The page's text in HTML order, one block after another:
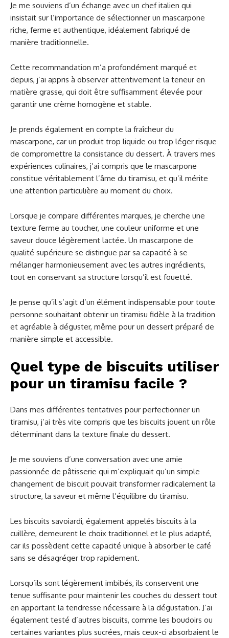
Je me souviens d’un échange avec un chef italien qui
insistait sur l’importance de sélectionner un mascarpone
riche, ferme et authentique, idéalement fabriqué de
manière traditionnelle.
Cette recommandation m’a profondément marqué et
depuis, j’ai appris à observer attentivement la teneur en
matière grasse, qui doit être suffisamment élevée pour
garantir une crème homogène et stable.
Je prends également en compte la fraîcheur du
mascarpone, car un produit trop liquide ou trop léger risque
de compromettre la consistance du dessert. À travers mes
expériences culinaires, j’ai compris que le mascarpone
constitue véritablement l’âme du tiramisu, et qu’il mérite
une attention particulière au moment du choix.
Lorsque je compare différentes marques, je cherche une
texture ferme au toucher, une couleur uniforme et une
saveur douce légèrement lactée. Un mascarpone de
qualité supérieure se distingue par sa capacité à se
mélanger harmonieusement avec les autres ingrédients,
tout en conservant sa structure lorsqu’il est fouetté.
Je pense qu’il s’agit d’un élément indispensable pour toute
personne souhaitant obtenir un tiramisu fidèle à la tradition
et agréable à déguster, même pour un dessert préparé de
manière simple et accessible.
Quel type de biscuits utiliser
pour un tiramisu facile ?
Dans mes différentes tentatives pour perfectionner un
tiramisu, j’ai très vite compris que les biscuits jouent un rôle
déterminant dans la texture finale du dessert.
Je me souviens d’une conversation avec une amie
passionnée de pâtisserie qui m’expliquait qu’un simple
changement de biscuit pouvait transformer radicalement la
structure, la saveur et même l’équilibre du tiramisu.
Les biscuits savoiardi, également appelés biscuits à la
cuillère, demeurent le choix traditionnel et le plus adapté,
car ils possèdent cette capacité unique à absorber le café
sans se désagréger trop rapidement.
Lorsqu’ils sont légèrement imbibés, ils conservent une
tenue suffisante pour maintenir les couches du dessert tout
en apportant la tendresse nécessaire à la dégustation. J’ai
également testé d’autres biscuits, comme les boudoirs ou
certaines variantes plus sucrées, mais ceux-ci absorbaient le